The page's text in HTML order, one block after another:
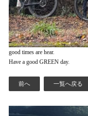
good times are hear.
Have a good GREEN day.
前へ 一覧へ戻る